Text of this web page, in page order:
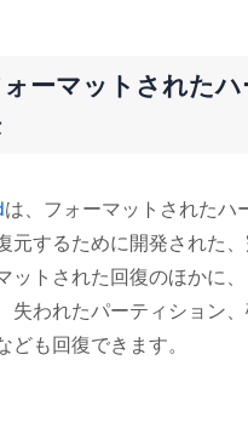
ーマットされた
は、フォーマットされたハ
元するために開発された
ットされた回復のほかに
失われたパーティション
も回復できます。